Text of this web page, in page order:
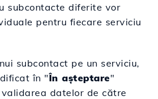
subcontacte diferite vor
pentru fiecare serviciu
subcontact pe un serviciu,
în "În așteptare"
datelor de către